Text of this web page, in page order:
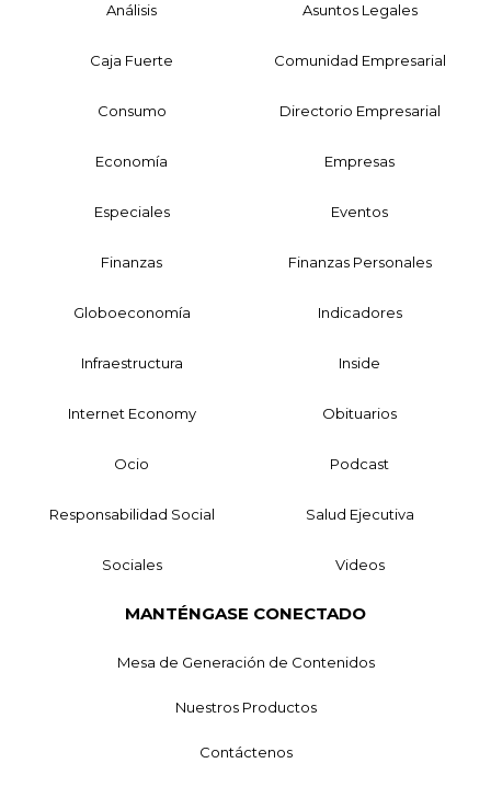
Análisis Asuntos Legales
Caja Fuerte Comunidad Empresarial
Consumo Directorio Empresarial
Economía Empresas
Especiales Eventos
Finanzas Finanzas Personales
Globoeconomía Indicadores
Infraestructura Inside
Internet Economy Obituarios
Ocio Podcast
Responsabilidad Social Salud Ejecutiva
Sociales Videos
MANTÉNGASE CONECTADO
Mesa de Generación de Contenidos
Nuestros Productos
Contáctenos